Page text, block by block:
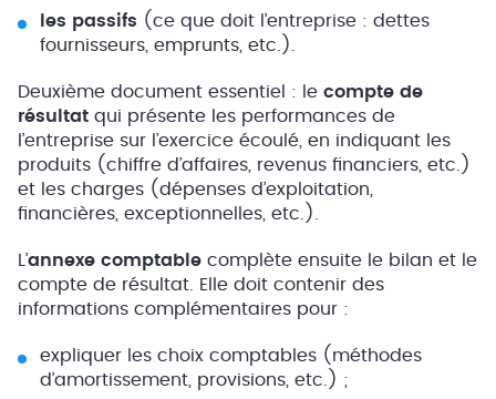
les passifs (ce que doit l’entreprise : dettes
fournisseurs, emprunts, etc.).
Deuxième document essentiel : le compte de
résultat qui présente les performances de
l’entreprise sur l’exercice écoulé, en indiquant les
produits (chiffre d’affaires, revenus financiers, etc.)
et les charges (dépenses d’exploitation,
financières, exceptionnelles, etc.).
L’annexe comptable complète ensuite le bilan et le
compte de résultat. Elle doit contenir des
informations complémentaires pour :
expliquer les choix comptables (méthodes
d’amortissement, provisions, etc.) ;